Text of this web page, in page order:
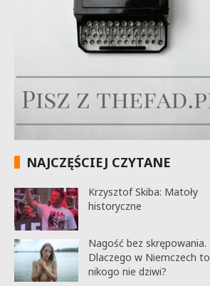
NAJCZĘŚCIEJ CZYTANE
Krzysztof Skiba: Matoły
historyczne
Nagość bez skrępowania.
Dlaczego w Niemczech to
nikogo nie dziwi?